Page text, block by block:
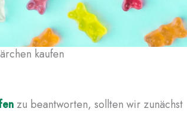
kaufen​
zu beantworten, sollten wir zunächst